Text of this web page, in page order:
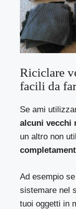
Riciclare
facili da
Se ami
alcuni vecchi
un altro non
Ad esempio
sistemare nel
tuoi oggetti in